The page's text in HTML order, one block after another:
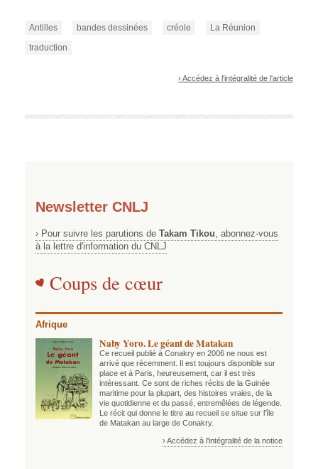
Antilles bandes dessinées créole
La Réunion
traduction
› Accédez à l'intégralité de l'article
Newsletter CNLJ
› Pour suivre les parutions de Takam Tikou , abonnez-vous
à la lettre d'information du CNLJ
Coups de cœur
Afrique
Naby Yoro. Le géant de Matakan
Ce recueil publié à Conakry en 2006 ne nous est
arrivé que récemment. Il est toujours disponible sur
place et à Paris, heureusement, car il est très
intéressant. Ce sont de riches récits de la Guinée
maritime pour la plupart, des histoires vraies, de la
vie quotidienne et du passé, entremêlées de légende.
Le récit qui donne le titre au recueil se situe sur l'île
de Matakan au large de Conakry.
› Accédez à l'intégralité de la notice